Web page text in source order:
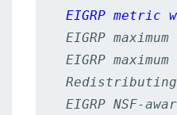
EIGRP metric
EIGRP
EIGRP
EIGRP NSF-